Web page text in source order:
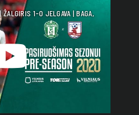
1-0 JELGAVA | BAGA,